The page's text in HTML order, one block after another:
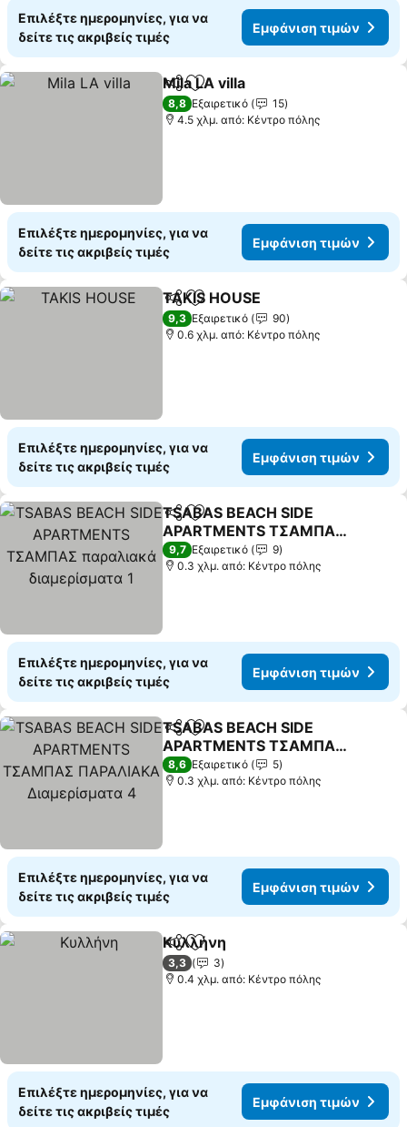
Επιλέξτε ημερομηνίες, για να
δείτε τις ακριβείς τιμές
Εμφάνιση τιμών
Κοινοποίηση
Προσθήκη στα αγαπημένα
Mila LA villa
8,8 Εξαιρετικό
15
4.5 χλμ. από: Κέντρο πόλης
Επιλέξτε ημερομηνίες, για να
δείτε τις ακριβείς τιμές
Εμφάνιση τιμών
Κοινοποίηση
Προσθήκη στα αγαπημένα
TAKIS HOUSE
9,3 Εξαιρετικό
90
0.6 χλμ. από: Κέντρο πόλης
Επιλέξτε ημερομηνίες, για να
δείτε τις ακριβείς τιμές
Εμφάνιση τιμών
Κοινοποίηση
Προσθήκη στα αγαπημένα
TSABAS BEACH SIDE
APARTMENTS ΤΣΑΜΠΑΣ
παραλιακά διαμερίσματα
1
9,7 Εξαιρετικό
9
0.3 χλμ. από: Κέντρο πόλης
Επιλέξτε ημερομηνίες, για να
δείτε τις ακριβείς τιμές
Εμφάνιση τιμών
Κοινοποίηση
Προσθήκη στα αγαπημένα
TSABAS BEACH SIDE
APARTMENTS ΤΣΑΜΠΑΣ
ΠΑΡΑΛΙΑΚΑ
Διαμερίσματα 4
8,6 Εξαιρετικό
5
0.3 χλμ. από: Κέντρο πόλης
Επιλέξτε ημερομηνίες, για να
δείτε τις ακριβείς τιμές
Εμφάνιση τιμών
Κοινοποίηση
Προσθήκη στα αγαπημένα
Κυλλήνη
3,3
3
0.4 χλμ. από: Κέντρο πόλης
Επιλέξτε ημερομηνίες, για να
δείτε τις ακριβείς τιμές
Εμφάνιση τιμών